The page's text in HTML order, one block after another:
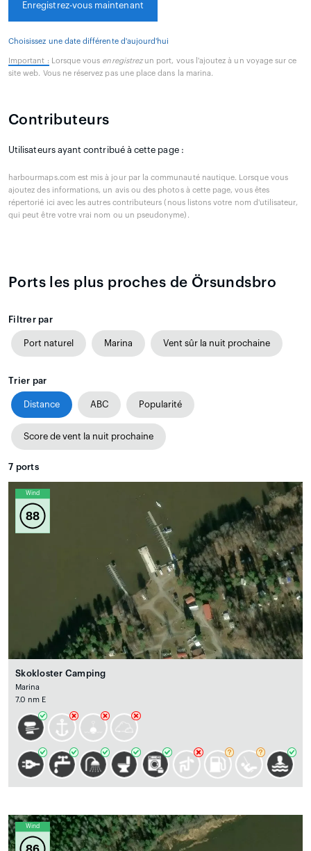
Enregistrez-vous maintenant
Choisissez une date différente d'aujourd'hui
Important : Lorsque vous enregistrezun port, vous l'ajoutez à un voyage sur ce
site web. Vous ne réservez pas une place dans la marina.
Contributeurs
Utilisateurs ayant contribué à cette page :
harbourmaps.com est mis à jour par la communauté nautique. Lorsque vous
ajoutez des informations, un avis ou des photos à cette page, vous êtes
répertorié ici avec les autres contributeurs (nous listons votre nom d'utilisateur,
qui peut être votre vrai nom ou un pseudonyme).
Ports les plus proches de Örsundsbro
Filtrer par
Port naturel Marina Vent sûr la nuit prochaine
Trier par
Distance ABC Popularité
Score de vent la nuit prochaine
7 ports
Wind
88
Skokloster Camping
Marina
7.0 nm E
Wind